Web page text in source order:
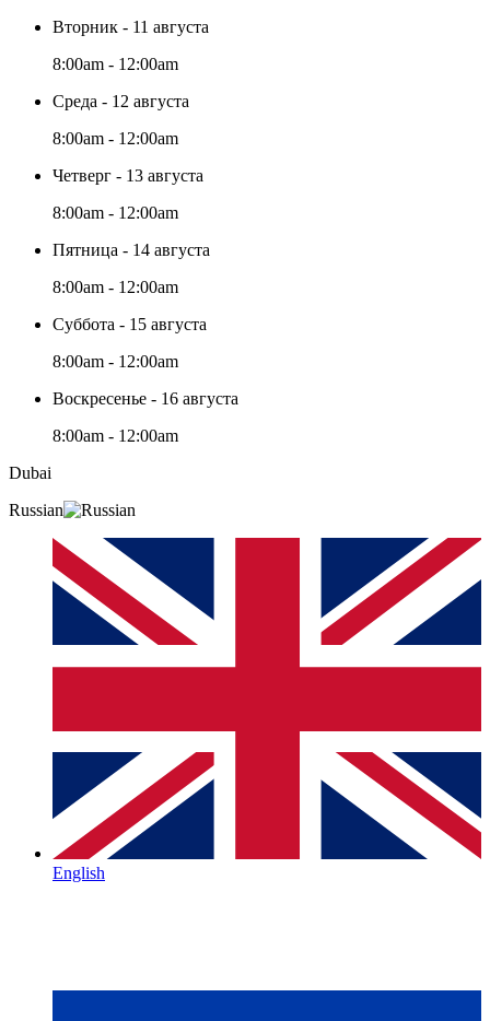
Вторник - 11 августа
8:00am - 12:00am
Среда - 12 августа
8:00am - 12:00am
Четверг - 13 августа
8:00am - 12:00am
Пятница - 14 августа
8:00am - 12:00am
Суббота - 15 августа
8:00am - 12:00am
Воскресенье - 16 августа
8:00am - 12:00am
Dubai
Russian
English